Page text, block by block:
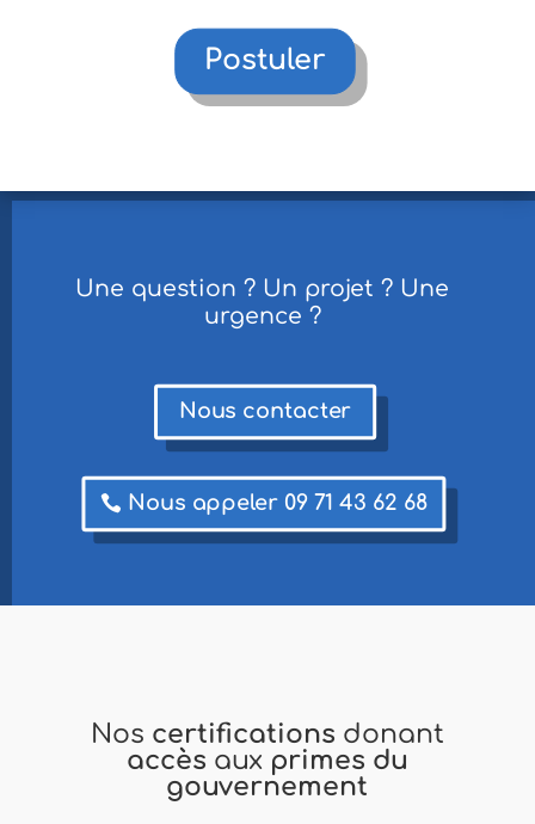
Postuler
Une question ? Un projet ? Une
urgence ?
Nous contacter
Nous appeler 09 71 43 62 68
Nos certifications donant
accès aux primes du
gouvernement